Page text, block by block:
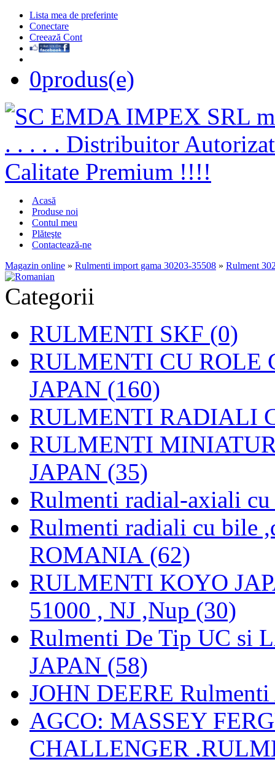
Lista mea de preferinte
Conectare
Creează Cont
0produs(e)
Acasă
Produse noi
Contul meu
Plăteşte
Contactează-ne
Magazin online » Rulmenti import gama 30203-35508 » Rulment
Categorii
RULMENTI SKF (0)
RULMENTI CU ROLE
JAPAN (160)
RULMENTI RADIALI
RULMENTI
JAPAN (35)
Rulmenti radial-axiali
Rulmenti radiali cu bile
ROMANIA (62)
RULMENTI KOYO
51000 , NJ ,Nup (30)
Rulmenti De Tip UC si
JAPAN (58)
JOHN DEERE
AGCO: MASSEY
CHALLENGER